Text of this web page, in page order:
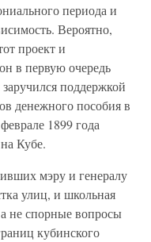
периода и
Вероятно,
проект и
в первую очередь
поддержкой
денежного пособия в
1899 года
Кубе.
мэру и генералу
улиц, и школьная
не спорные вопросы
кубинского